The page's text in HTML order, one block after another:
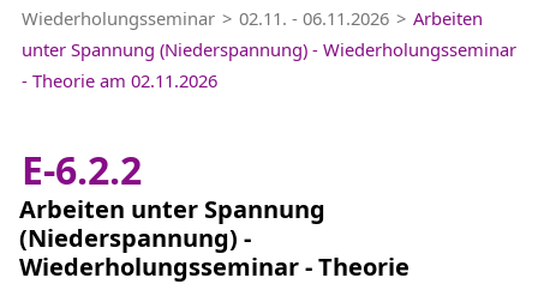
Wiederholungsseminar
02.11. - 06.11.2026
Arbeiten
unter Spannung (Niederspannung) - Wiederholungsseminar
- Theorie am 02.11.2026
E-6.2.2
Arbeiten unter Spannung
(Niederspannung) -
Wiederholungsseminar - Theorie